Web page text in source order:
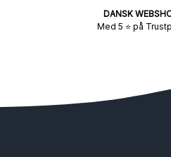
DANSK
Med 5 ⭐ på